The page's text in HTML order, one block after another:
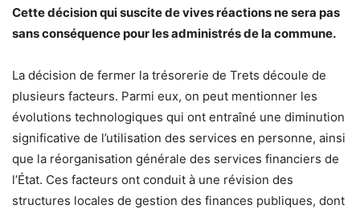
Cette décision qui suscite de vives réactions ne sera pas
sans conséquence pour les administrés de la commune.
La décision de fermer la trésorerie de Trets découle de
plusieurs facteurs. Parmi eux, on peut mentionner les
évolutions technologiques qui ont entraîné une diminution
significative de l’utilisation des services en personne, ainsi
que la réorganisation générale des services financiers de
l’État. Ces facteurs ont conduit à une révision des
structures locales de gestion des finances publiques, dont